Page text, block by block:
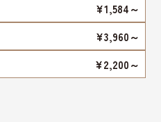
¥1,584～
¥3,960～
¥2,200～